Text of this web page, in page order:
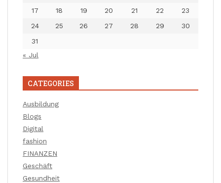
17
18 19 20 21 22
23
24
25 26 27 28 29
30
31
« Jul
CATEGORIES
Ausbildung
Blogs
Digital
fashion
FINANZEN
Geschäft
Gesundheit